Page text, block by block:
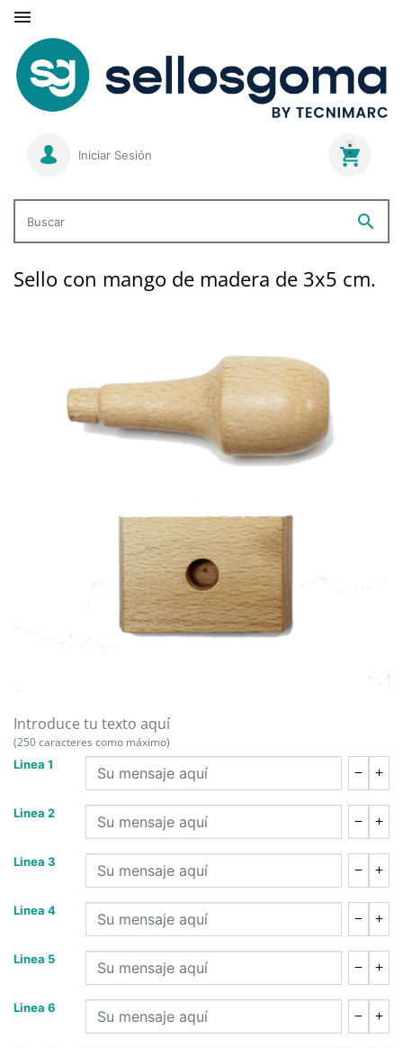

Iniciar Sesión
Buscar
search
Sello con mango de madera de 3x5 cm.
Introduce tu texto aquí
(250 caracteres como máximo)
Linea 1
Linea 2
Linea 3
Linea 4
Linea 5
Linea 6